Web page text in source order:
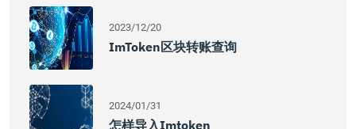
2023/12/20
ImToken区块转账查询
2024/01/31
怎样导入Imtoken